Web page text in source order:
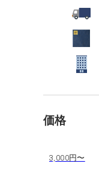
価格
3,000円〜